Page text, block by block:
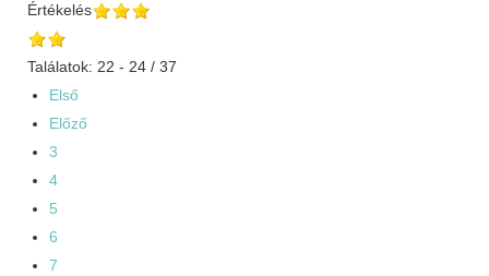
Értékelés
Találatok: 22 - 24 / 37
Első
Előző
3
4
5
6
7